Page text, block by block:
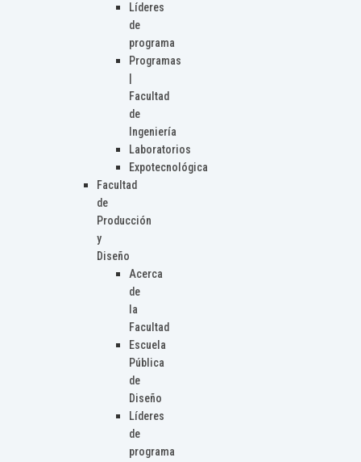
Líderes
de
programa
Programas
Facultad
de
Ingeniería
Laboratorios
Expotecnológica
Facultad
de
Producción
y
Diseño
Acerca
de
la
Facultad
Escuela
Pública
de
Diseño
Líderes
de
programa